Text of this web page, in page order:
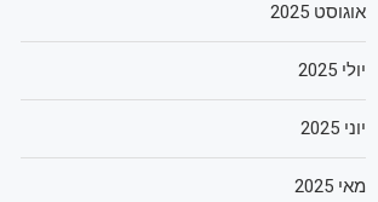
אוגוסט 2025
יולי 2025
יוני 2025
מאי 2025